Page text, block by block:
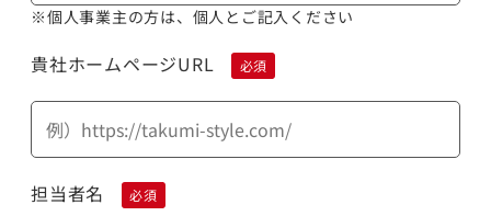
※個人事業主の方は、個人とご記入ください
貴社ホームページURL 必須
担当者名 必須